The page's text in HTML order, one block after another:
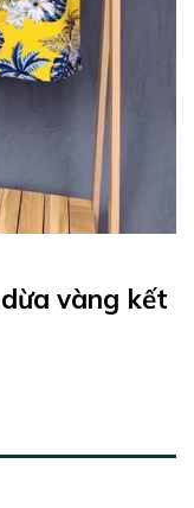
vàng kết